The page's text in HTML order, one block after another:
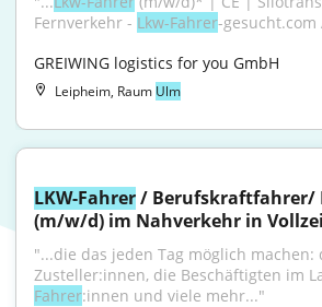
Fernverkehr - Lkw-Fahrer-gesucht.com
GREIWING logistics for you GmbH
Leipheim, Raum Ulm
LKW-Fahrer / Berufskraftfahrer/
(m/w/d) im Nahverkehr in
"...die das jeden Tag möglich machen:
Zusteller:innen, die Beschäftigten im
Fahrer:innen und viele mehr..."